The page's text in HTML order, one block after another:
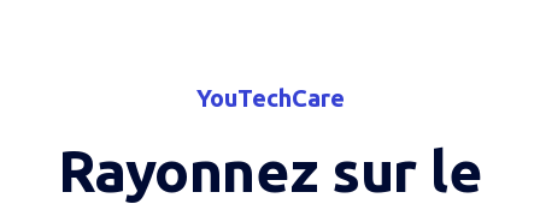
YouTechCare
Rayonnez sur le